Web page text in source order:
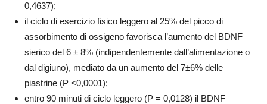
0,4637);
il ciclo di esercizio fisico leggero al 25% del picco di
assorbimento di ossigeno favorisca l’aumento del BDNF
sierico del 6 ± 8% (indipendentemente dall’alimentazione o
dal digiuno), mediato da un aumento del 7±6% delle
piastrine (P <0,0001);
entro 90 minuti di ciclo leggero (P = 0,0128) il BDNF